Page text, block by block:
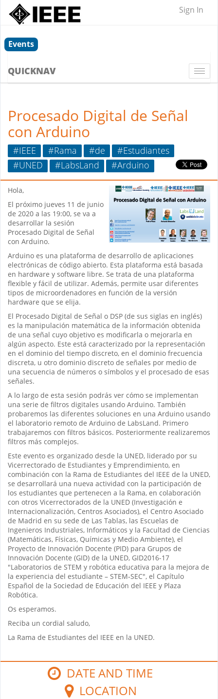
Sign In
Events
QUICKNAV
Procesado Digital de Señal
con Arduino
#IEEE #Rama #de
#Estudiantes
#UNED
#LabsLand #Arduino
Hola,
El próximo jueves 11 de junio
de 2020 a las 19:00, se va a
desarrollar la sesión
Procesado Digital de Señal
con Arduino.
Arduino es una plataforma de desarrollo de aplicaciones
electrónicas de código abierto. Esta plataforma está basada
en hardware y software libre. Se trata de una plataforma
flexible y fácil de utilizar. Además, permite usar diferentes
tipos de microordenadores en función de la versión
hardware que se elija.
El Procesado Digital de Señal o DSP (de sus siglas en inglés)
es la manipulación matemática de la información obtenida
de una señal cuyo objetivo es modificarla o mejorarla en
algún aspecto. Este está caracterizado por la representación
en el dominio del tiempo discreto, en el dominio frecuencia
discreta, u otro dominio discreto de señales por medio de
una secuencia de números o símbolos y el procesado de esas
señales.
A lo largo de esta sesión podrás ver cómo se implementan
una serie de filtros digitales usando Arduino. También
probaremos las diferentes soluciones en una Arduino usando
el laboratorio remoto de Arduino de LabsLand. Primero
trabajaremos con filtros básicos. Posteriormente realizaremos
filtros más complejos.
Este evento es organizado desde la UNED, liderado por su
Vicerrectorado de Estudiantes y Emprendimiento, en
combinación con la Rama de Estudiantes del IEEE de la UNED,
se desarrollará una nueva actividad con la participación de
los estudiantes que pertenecen a la Rama, en colaboración
con otros Vicerrectorados de la UNED (Investigación e
Internacionalización, Centros Asociados), el Centro Asociado
de Madrid en su sede de Las Tablas, las Escuelas de
Ingenieros Industriales, Informáticos y la Facultad de Ciencias
(Matemáticas, Físicas, Químicas y Medio Ambiente), el
Proyecto de Innovación Docente (PID) para Grupos de
Innovación Docente (GID) de la UNED, GID2016-17
"Laboratorios de STEM y robótica educativa para la mejora de
la experiencia del estudiante – STEM‐SEC", el Capítulo
Español de la Sociedad de Educación del IEEE y Plaza
Robótica.
Os esperamos.
Reciba un cordial saludo,
La Rama de Estudiantes del IEEE en la UNED.
DATE AND TIME
LOCATION